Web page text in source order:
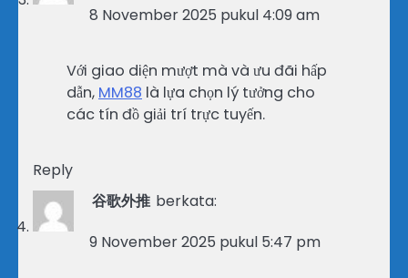
8 November 2025 pukul 4:09 am
Với giao diện mượt mà và ưu đãi hấp
dẫn, MM88 là lựa chọn lý tưởng cho
các tín đồ giải trí trực tuyến.
Reply
谷歌外推 berkata:
9 November 2025 pukul 5:47 pm